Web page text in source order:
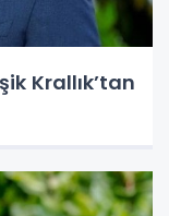
Krallık’tan